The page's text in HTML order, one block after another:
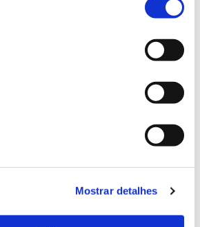
Mostrar detalhes
de Trichi em acácia-das-espigas:
a ajudar
procuram jovens voluntários